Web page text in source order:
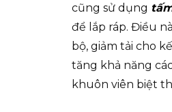
cũng sử dụng
để lắp ráp. Điều
bộ, giảm tải cho
tăng khả năng
khuôn viên biệt